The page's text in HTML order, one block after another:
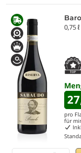
0,75 ℓ
pro
für